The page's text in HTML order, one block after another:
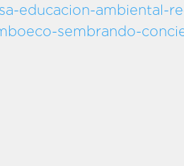
educacion-ambiental-
sembrando-